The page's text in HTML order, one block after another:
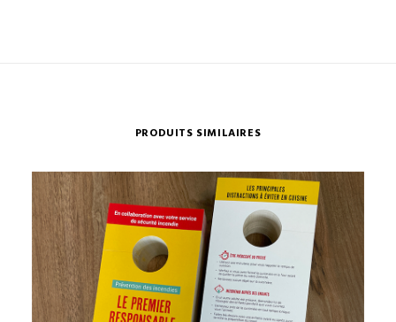
PRODUITS SIMILAIRES